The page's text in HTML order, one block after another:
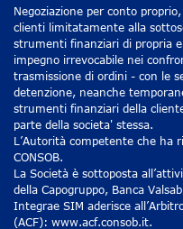
Negoziazione per conto
clienti limitatamente alla
strumenti finanziari di propria
impegno irrevocabile nei
trasmissione di ordini - con le
detenzione, neanche
strumenti finanziari della
parte della societa' stessa.
L’Autorità competente che ha
CONSOB.
La Società è sottoposta
della Capogruppo, Banca
Integrae SIM aderisce
(ACF): www.acf.consob.it.